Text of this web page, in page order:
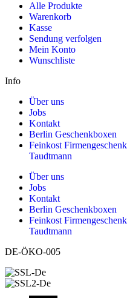
Alle Produkte
Warenkorb
Kasse
Sendung verfolgen
Mein Konto
Wunschliste
Info
Über uns
Jobs
Kontakt
Berlin Geschenkboxen
Feinkost
Taudtmann
Über uns
Jobs
Kontakt
Berlin Geschenkboxen
Feinkost
Taudtmann
DE-ÖKO-005